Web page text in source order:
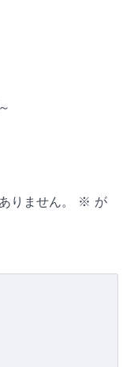
りません。 ※ が